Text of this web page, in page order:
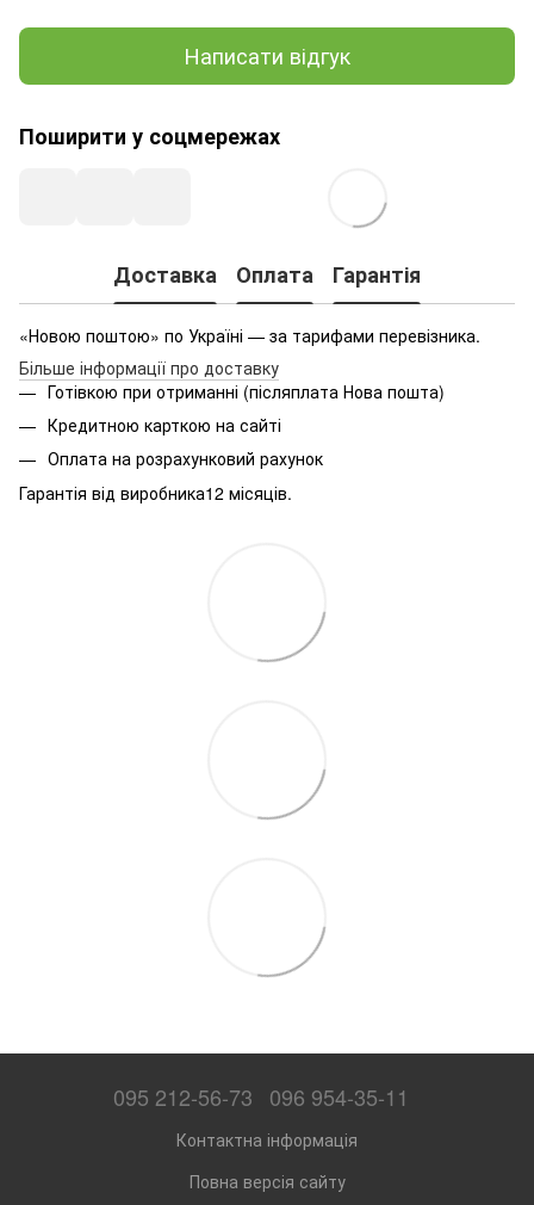
Написати відгук
Поширити у соцмережах
Доставка Оплата Гарантія
«Новою поштою» по Україні — за тарифами перевізника.
Більше інформації про доставку
Готівкою при отриманні (післяплата Нова пошта)
Кредитною карткою на сайті
Оплата на розрахунковий рахунок
Гарантія від виробника12 місяців.
095 212-56-73 096 954-35-11
Контактна інформація
Повна версія сайту